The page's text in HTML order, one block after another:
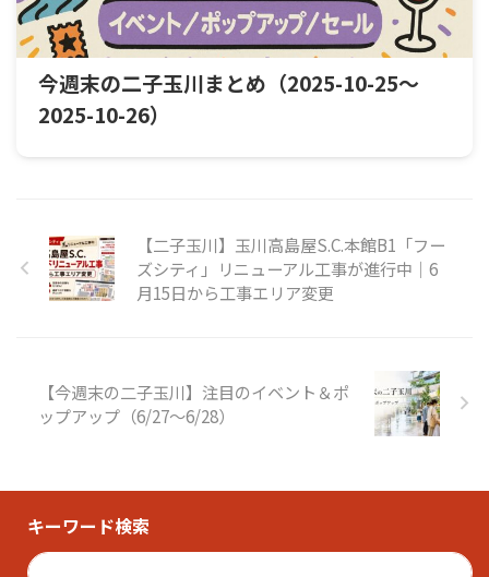
今週末の二子玉川まとめ（2025-10-25〜
2025-10-26）
【二子玉川】玉川高島屋S.C.本館B1「フー
ズシティ」リニューアル工事が進行中｜6
月15日から工事エリア変更
【今週末の二子玉川】注目のイベント＆ポ
ップアップ（6/27〜6/28）
キーワード検索